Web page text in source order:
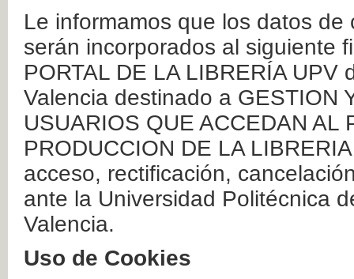
Le informamos que los datos
serán incorporados al siguiente
PORTAL DE LA LIBRERÍA
Valencia destinado a GESTION
USUARIOS QUE ACCEDAN AL
PRODUCCION DE LA
acceso, rectificación,
ante la Universidad Politécnica
Valencia.
Uso de Cookies